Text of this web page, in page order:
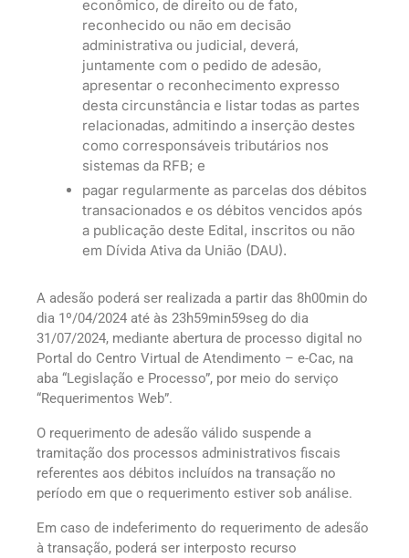
econômico, de direito ou de fato,
reconhecido ou não em decisão
administrativa ou judicial, deverá,
juntamente com o pedido de adesão,
apresentar o reconhecimento expresso
desta circunstância e listar todas as partes
relacionadas, admitindo a inserção destes
como corresponsáveis tributários nos
sistemas da RFB; e
pagar regularmente as parcelas dos débitos
transacionados e os débitos vencidos após
a publicação deste Edital, inscritos ou não
em Dívida Ativa da União (DAU).
A adesão poderá ser realizada a partir das 8h00min do
dia 1º/04/2024 até às 23h59min59seg do dia
31/07/2024, mediante abertura de processo digital no
Portal do Centro Virtual de Atendimento – e-Cac, na
aba “Legislação e Processo”, por meio do serviço
“Requerimentos Web”.
O requerimento de adesão válido suspende a
tramitação dos processos administrativos fiscais
referentes aos débitos incluídos na transação no
período em que o requerimento estiver sob análise.
Em caso de indeferimento do requerimento de adesão
à transação, poderá ser interposto recurso